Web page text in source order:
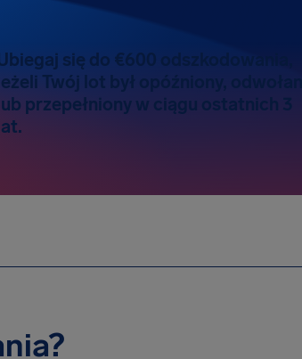
się do €600 odszkodowania,
Twój lot był opóźniony, odwołany
przepełniony w ciągu ostatnich 3